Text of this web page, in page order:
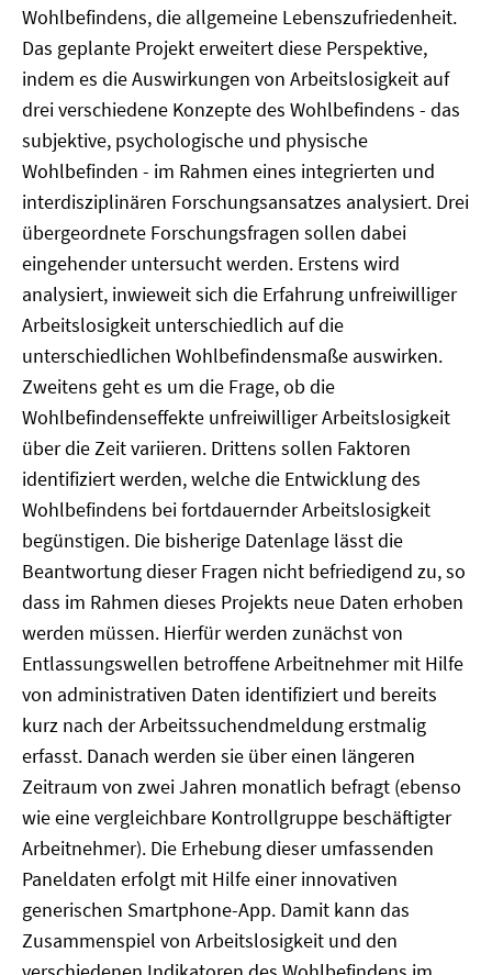
Wohlbefindens, die allgemeine Lebenszufriedenheit.
Das geplante Projekt erweitert diese Perspektive,
indem es die Auswirkungen von Arbeitslosigkeit auf
drei verschiedene Konzepte des Wohlbefindens - das
subjektive, psychologische und physische
Wohlbefinden - im Rahmen eines integrierten und
interdisziplinären Forschungsansatzes analysiert. Drei
übergeordnete Forschungsfragen sollen dabei
eingehender untersucht werden. Erstens wird
analysiert, inwieweit sich die Erfahrung unfreiwilliger
Arbeitslosigkeit unterschiedlich auf die
unterschiedlichen Wohlbefindensmaße auswirken.
Zweitens geht es um die Frage, ob die
Wohlbefindenseffekte unfreiwilliger Arbeitslosigkeit
über die Zeit variieren. Drittens sollen Faktoren
identifiziert werden, welche die Entwicklung des
Wohlbefindens bei fortdauernder Arbeitslosigkeit
begünstigen. Die bisherige Datenlage lässt die
Beantwortung dieser Fragen nicht befriedigend zu, so
dass im Rahmen dieses Projekts neue Daten erhoben
werden müssen. Hierfür werden zunächst von
Entlassungswellen betroffene Arbeitnehmer mit Hilfe
von administrativen Daten identifiziert und bereits
kurz nach der Arbeitssuchendmeldung erstmalig
erfasst. Danach werden sie über einen längeren
Zeitraum von zwei Jahren monatlich befragt (ebenso
wie eine vergleichbare Kontrollgruppe beschäftigter
Arbeitnehmer). Die Erhebung dieser umfassenden
Paneldaten erfolgt mit Hilfe einer innovativen
generischen Smartphone-App. Damit kann das
Zusammenspiel von Arbeitslosigkeit und den